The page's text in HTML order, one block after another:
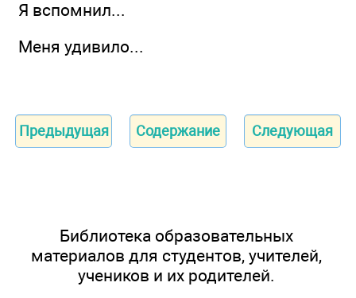
Я вспомнил...
Меня удивило...
Предыдущая Содержание Следующая
Библиотека образовательных
материалов для студентов, учителей,
учеников и их родителей.